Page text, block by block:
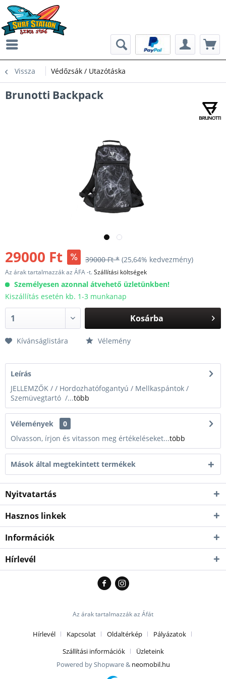
Vissza Védőzsák / Utazótáska
Brunotti Backpack
29000 Ft 39000 Ft * (25,64% kedvezmény)
Az árak tartalmazzák az ÁFA -t.Szállítási költségek
Személyesen azonnal átvehető üzletünkben!
Kiszállítás esetén kb. 1-3 munkanap
Kosárba
Kívánságlistára Vélemény
Leírás
JELLEMZŐK / / Hordozhatófogantyú / Mellkaspántok /
Szemüvegtartó /...több
Vélemények
0
Olvasson, írjon és vitasson meg értékeléseket...több
Mások által megtekintett termékek
Nyitvatartás
Hasznos linkek
Információk
Hírlevél
Az árak tartalmazzák az Áfát
Hírlevél Kapcsolat Oldaltérkép
Pályázatok
Szállítási információk
Üzleteink
Powered by Shopware & neomobil.hu